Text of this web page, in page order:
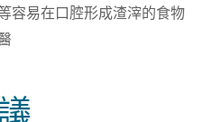
容易在口腔形成渣滓的食物